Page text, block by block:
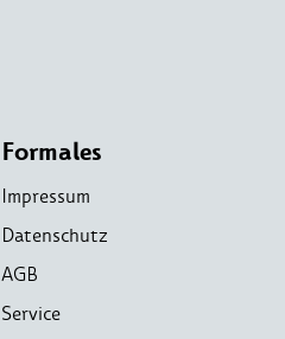
Formales
Impressum
Datenschutz
AGB
Service